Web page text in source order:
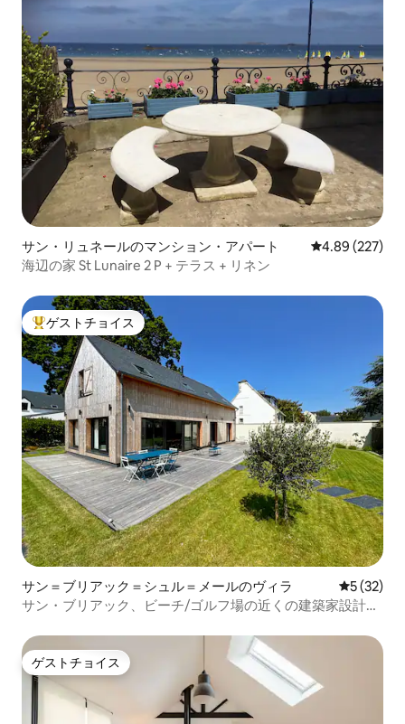
サン・リュネールのマンション・アパート レビュー227
4.89 (227)
海辺の家 St Lunaire 2 P + テラス + リネン
大好評のゲストチョイスです。
ゲストチョイス
サン＝ブリアック＝シュル＝メールのヴィラ レビュー
5 (32)
サン・ブリアック、ビーチ/ゴルフ場の近くの建築家設計の
ゲストチョイス
ゲストチョイス